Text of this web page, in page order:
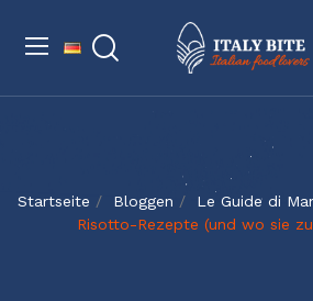
Startseite Bloggen Le Guide di
Risotto-Rezepte (und wo sie